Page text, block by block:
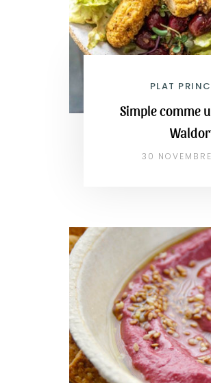
PLAT
Simple comme
30